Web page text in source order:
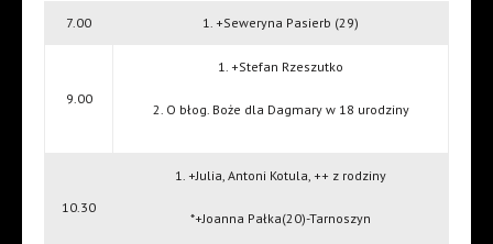
7.00 1. +Seweryna Pasierb (29)
9.00
1. +Stefan Rzeszutko
2. O błog. Boże dla Dagmary w 18 urodziny
10.30
1. +Julia, Antoni Kotula, ++ z rodziny
*+Joanna Pałka(20)-Tarnoszyn